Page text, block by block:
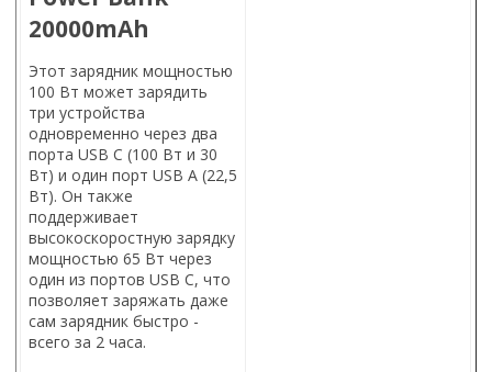
20000mAh
Этот зарядник мощностью
100 Вт может зарядить
три устройства
одновременно через два
порта USB C (100 Вт и 30
Вт) и один порт USB A (22,5
Вт). Он также
поддерживает
высокоскоростную зарядку
мощностью 65 Вт через
один из портов USB C, что
позволяет заряжать даже
сам зарядник быстро -
всего за 2 часа.